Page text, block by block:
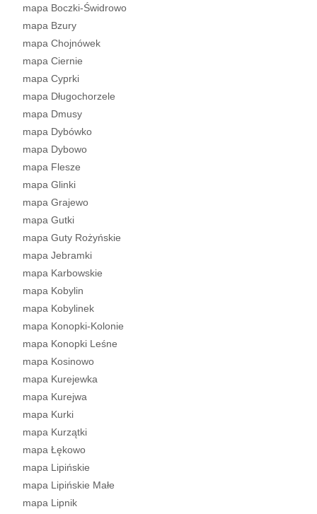
mapa Boczki-Świdrowo
mapa Bzury
mapa Chojnówek
mapa Ciernie
mapa Cyprki
mapa Długochorzele
mapa Dmusy
mapa Dybówko
mapa Dybowo
mapa Flesze
mapa Glinki
mapa Grajewo
mapa Gutki
mapa Guty Rożyńskie
mapa Jebramki
mapa Karbowskie
mapa Kobylin
mapa Kobylinek
mapa Konopki-Kolonie
mapa Konopki Leśne
mapa Kosinowo
mapa Kurejewka
mapa Kurejwa
mapa Kurki
mapa Kurzątki
mapa Łękowo
mapa Lipińskie
mapa Lipińskie Małe
mapa Lipnik